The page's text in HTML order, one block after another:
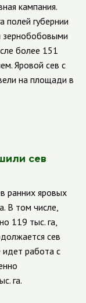
кампания.
полей губернии
зернобобовыми
более 151
Яровой сев с
на площади в
сев
ранних яровых
В том числе,
119 тыс. га,
сев
идет работа с
га.